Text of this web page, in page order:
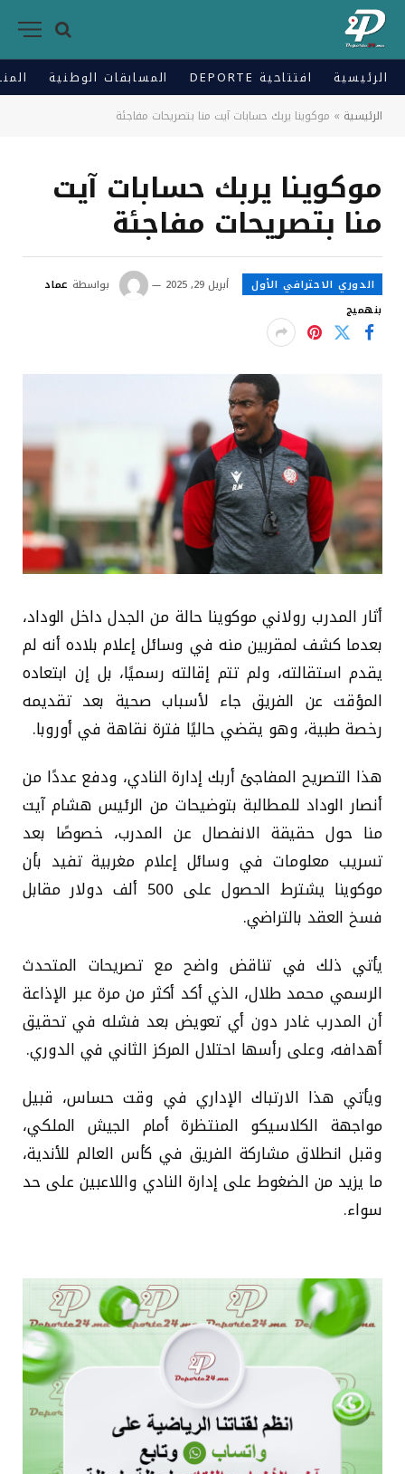
الرئيسية افتتاحية DEPORTE المسابقات الوطنية
الرئيسية » موكوينا يربك حسابات آيت منا بتصريحات مفاجئة
موكوينا يربك حسابات آيت
منا بتصريحات مفاجئة
الدوري الاحترافي الأول أبريل 29, 2025 بواسطة عماد
بنهميج
أثار المدرب رولاني موكوينا حالة من الجدل داخل الوداد،
بعدما كشف لمقربين منه في وسائل إعلام بلاده أنه لم
يقدم استقالته، ولم تتم إقالته رسميًا، بل إن ابتعاده
المؤقت عن الفريق جاء لأسباب صحية بعد تقديمه
رخصة طبية، وهو يقضي حاليًا فترة نقاهة في أوروبا.
هذا التصريح المفاجئ أربك إدارة النادي، ودفع عددًا من
أنصار الوداد للمطالبة بتوضيحات من الرئيس هشام آيت
منا حول حقيقة الانفصال عن المدرب، خصوصًا بعد
تسريب معلومات في وسائل إعلام مغربية تفيد بأن
موكوينا يشترط الحصول على 500 ألف دولار مقابل
فسخ العقد بالتراضي.
يأتي ذلك في تناقض واضح مع تصريحات المتحدث
الرسمي محمد طلال، الذي أكد أكثر من مرة عبر الإذاعة
أن المدرب غادر دون أي تعويض بعد فشله في تحقيق
أهدافه، وعلى رأسها احتلال المركز الثاني في الدوري.
ويأتي هذا الارتباك الإداري في وقت حساس، قبيل
مواجهة الكلاسيكو المنتظرة أمام الجيش الملكي،
وقبل انطلاق مشاركة الفريق في كأس العالم للأندية،
ما يزيد من الضغوط على إدارة النادي واللاعبين على حد
سواء.